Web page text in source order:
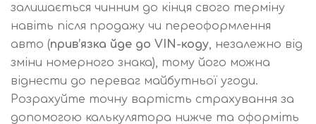
залишається чинним до кінця свого терміну
навіть після продажу чи переоформлення
авто (прив’язка йде до VIN-коду, незалежно від
зміни номерного знака), тому його можна
віднести до переваг майбутньої угоди.
Розрахуйте точну вартість страхування за
допомогою калькулятора нижче та оформіть